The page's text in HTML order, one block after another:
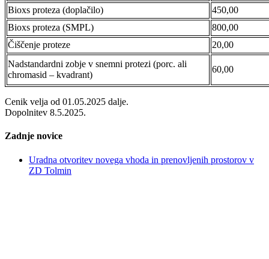
Bioxs proteza (doplačilo)
450,00
Bioxs proteza (SMPL)
800,00
Čiščenje proteze
20,00
Nadstandardni zobje v snemni protezi (porc. ali
chromasid – kvadrant)
60,00
Cenik velja od 01.05.2025 dalje.
Dopolnitev 8.5.2025.
Zadnje novice
Uradna otvoritev novega vhoda in prenovljenih prostorov v
ZD Tolmin